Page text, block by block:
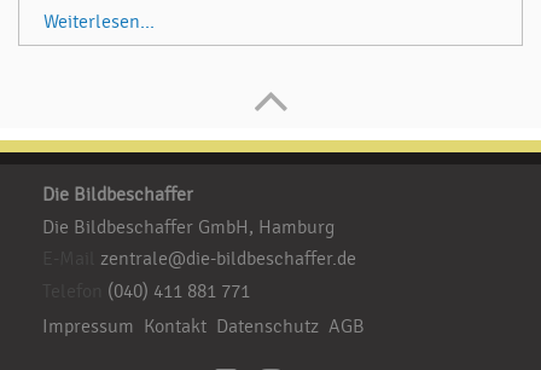
Weiterlesen...
Die Bildbeschaffer
Die Bildbeschaffer GmbH, Hamburg
zentrale@die-bildbeschaffer.de
(040) 411 881 771
Impressum Kontakt Datenschutz AGB